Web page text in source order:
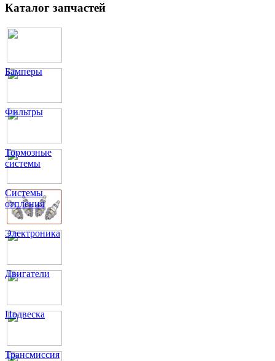
Каталог запчастей
Бамперы
Фильтры
Тормозные
системы
Системы
отпления
Электроника
Двигатели
Подвеска
Трансмиссия